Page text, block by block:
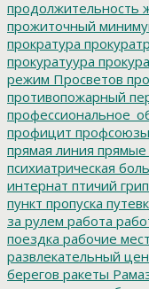
продолжительность
прожиточный
прократура
прокуратуура
режим Просветов
противопожарный
профицит профсоюзы
прямая линия
психиатрическая
интернат птичий
пункт пропуска
за рулем работа
поездка рабочие
развлекательный
берегов ракеты